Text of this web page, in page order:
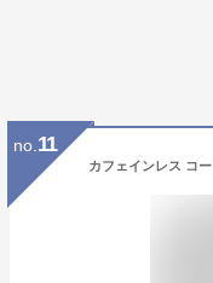
no. 11